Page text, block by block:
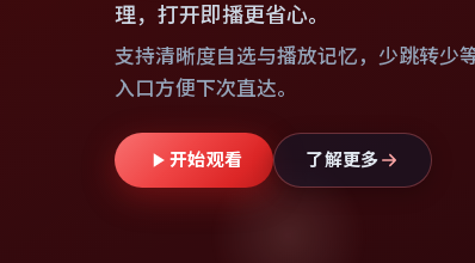
理，打开即播更省心。
支持清晰度自选与播放记忆，少跳转少
入口方便下次直达。
开始观看 了解更多